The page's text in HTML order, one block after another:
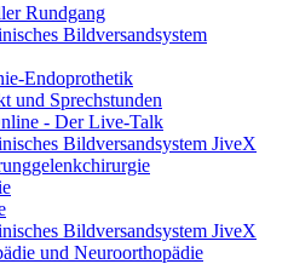
Rundgang
Bildversandsystem
Endoprothetik
und Sprechstunden
- Der Live-Talk
Bildversandsystem JiveX
Bildversandsystem JiveX
und Neuroorthopädie